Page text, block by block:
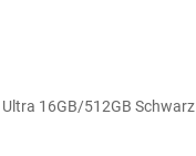
16GB/512GB Schwarz